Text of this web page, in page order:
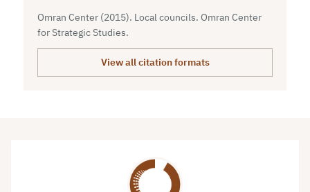
Omran Center (2015). Local councils. Omran Center
for Strategic Studies.
View all citation formats